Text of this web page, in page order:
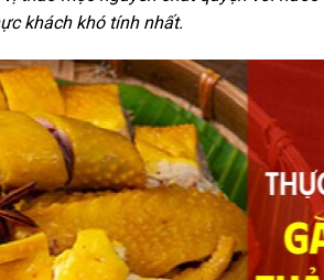
khách khó tính nhất.